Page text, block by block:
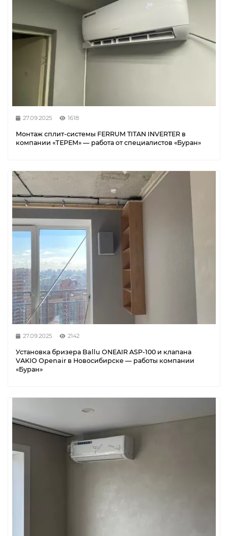
27.09.2025 1618
Монтаж сплит-системы FERRUM TITAN INVERTER в
компании «ТЕРЕМ» — работа от специалистов «Буран»
27.09.2025 2142
Установка бризера Ballu ONEAIR ASP-100 и клапана
VAKIO Openair в Новосибирске — работы компании
«Буран»